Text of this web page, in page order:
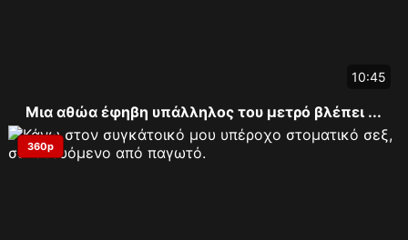
10:45
Μια αθώα έφηβη υπάλληλος του μετρό βλέπει ...
360p